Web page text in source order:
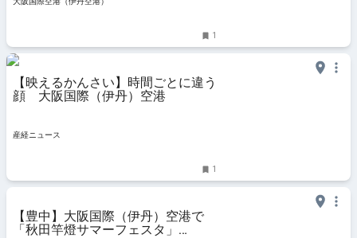
1
【映えるかんさい】時間ごとに違う
顔 大阪国際（伊丹）空港
産経ニュース
1
【豊中】大阪国際（伊丹）空港で
「秋田竿燈サマーフェスタ」